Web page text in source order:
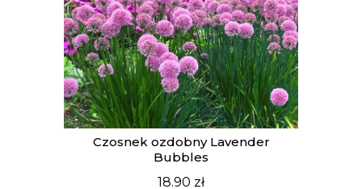
Czosnek ozdobny Lavender
Bubbles
18.90 zł